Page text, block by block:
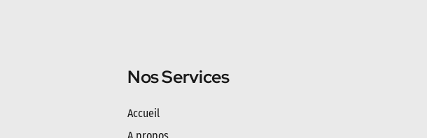
Nos Services
Accueil